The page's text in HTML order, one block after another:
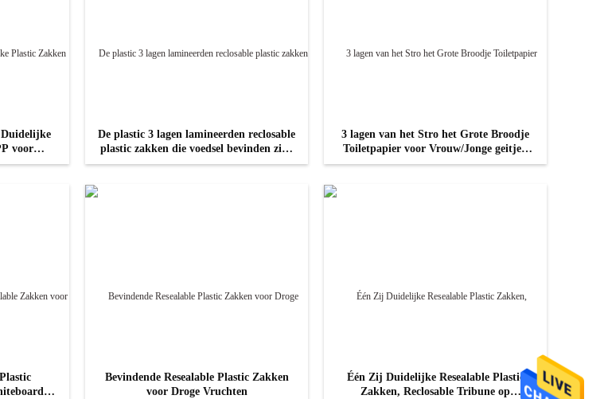
Duidelijke
voor
De plastic 3 lagen lamineerden reclosable
plastic zakken die voedsel bevinden zich
doypack
3 lagen van het Stro het Grote Broodje
Toiletpapier voor Vrouw/Jonge geitjes,
Biologisch afbreekbare Punten
Bevindende Resealable Plastic Zakken
voor Droge Vruchten
Één Zij Duidelijke Resealable Plastic
Zakken, Reclosable Tribune op